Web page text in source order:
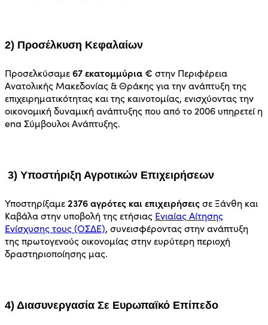
2) Προσέλκυση Κεφαλαίων
Προσελκύσαμε67 εκατομμύρια € στην Περιφέρεια
Ανατολικής Μακεδονίας & Θράκης για την ανάπτυξη της
επιχειρηματικότητας και της καινοτομίας, ενισχύοντας την
οικονομική δυναμική ανάπτυξης που από το 2006 υπηρετεί η
ena Σύμβουλοι Ανάπτυξης.
3) Υποστήριξη Αγροτικών Επιχειρήσεων
Υποστηρίξαμε2376 αγρότες και επιχειρήσειςσε Ξάνθη και
Καβάλα στην υποβολή της ετήσιας Ενιαίας Αίτησης
Ενίσχυσης τους (ΟΣΔΕ), συνεισφέροντας στην ανάπτυξη
της πρωτογενούς οικονομίας στην ευρύτερη περιοχή
δραστηριοποίησης μας.
4) Διασυνεργασία Σε Ευρωπαϊκό Επίπεδο